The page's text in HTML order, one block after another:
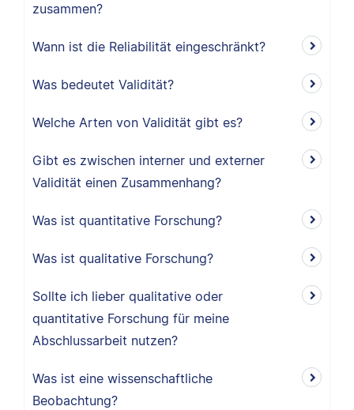
zusammen?
Wann ist die Reliabilität eingeschränkt?
Was bedeutet Validität?
Welche Arten von Validität gibt es?
Gibt es zwischen interner und externer
Validität einen Zusammenhang?
Was ist quantitative Forschung?
Was ist qualitative Forschung?
Sollte ich lieber qualitative oder
quantitative Forschung für meine
Abschlussarbeit nutzen?
Was ist eine wissenschaftliche
Beobachtung?